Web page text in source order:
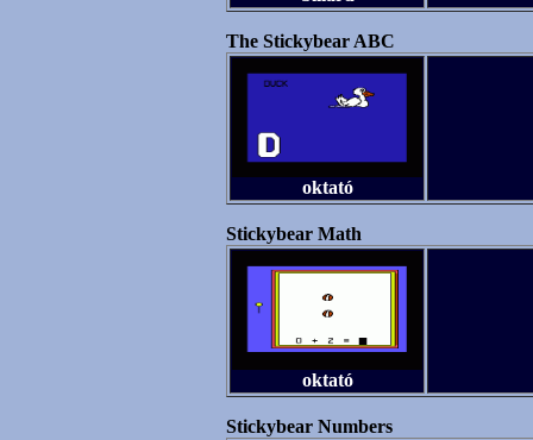
The Stickybear ABC
oktató
Stickybear Math
oktató
Stickybear Numbers